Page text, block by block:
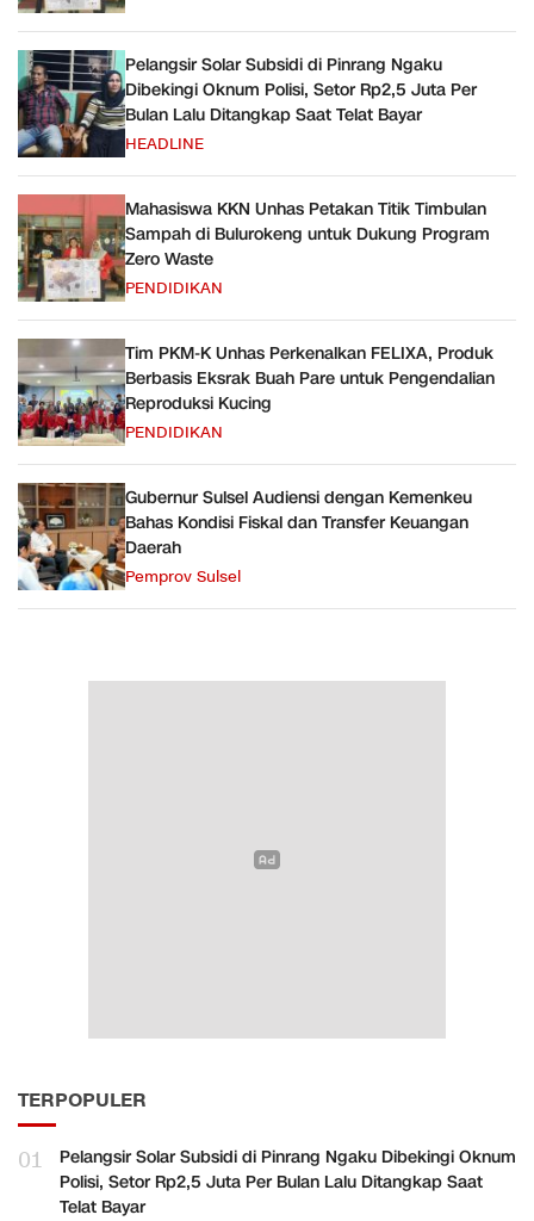
Pelangsir Solar Subsidi di Pinrang Ngaku
Dibekingi Oknum Polisi, Setor Rp2,5 Juta Per
Bulan Lalu Ditangkap Saat Telat Bayar
HEADLINE
Mahasiswa KKN Unhas Petakan Titik Timbulan
Sampah di Bulurokeng untuk Dukung Program
Zero Waste
PENDIDIKAN
Tim PKM-K Unhas Perkenalkan FELIXA, Produk
Berbasis Eksrak Buah Pare untuk Pengendalian
Reproduksi Kucing
PENDIDIKAN
Gubernur Sulsel Audiensi dengan Kemenkeu
Bahas Kondisi Fiskal dan Transfer Keuangan
Daerah
Pemprov Sulsel
TERPOPULER
01
Pelangsir Solar Subsidi di Pinrang Ngaku Dibekingi Oknum
Polisi, Setor Rp2,5 Juta Per Bulan Lalu Ditangkap Saat
Telat Bayar